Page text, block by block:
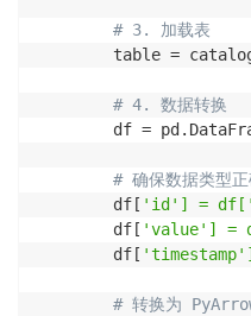
# 3. 加载表
table =
# 4. 数据转换
df =
# 确保数据类型正
        df[
'id'] =
        df[
'value'] =
        df[
# 转换为